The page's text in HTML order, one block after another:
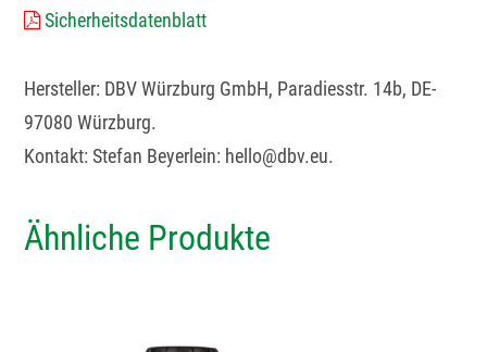
Sicherheitsdatenblatt
Hersteller: DBV Würzburg GmbH, Paradiesstr. 14b, DE-
97080 Würzburg.
Kontakt: Stefan Beyerlein: hello@dbv.eu.
Ähnliche Produkte